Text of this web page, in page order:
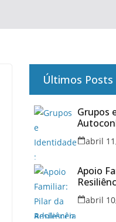
Últimos Posts
Grupos
abril
Apoio
2026
abril